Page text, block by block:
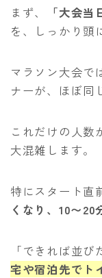
まず、 「大会当
を、しっかり頭
マラソン大会で
ナーが、ほぼ同
これだけの人数
大混雑します。
特にスタート直
くなり、10〜20
「できれば並
宅や宿泊先でト